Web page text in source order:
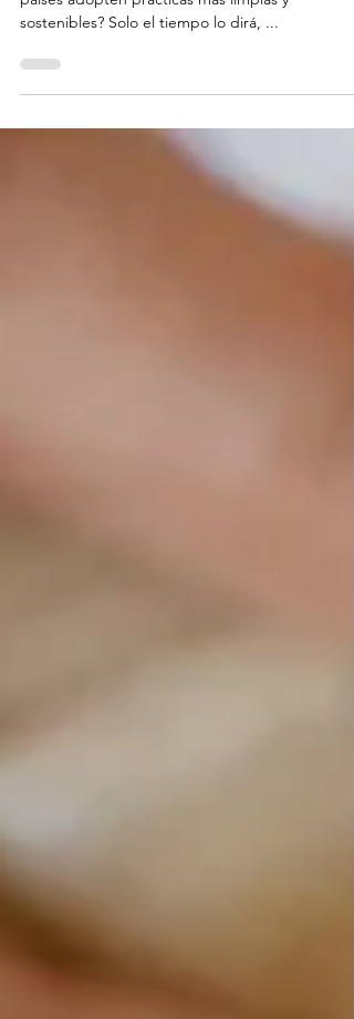
¿Es posible que en un futuro cercano todos los
sostenibles? Solo el tiempo lo dirá, ...